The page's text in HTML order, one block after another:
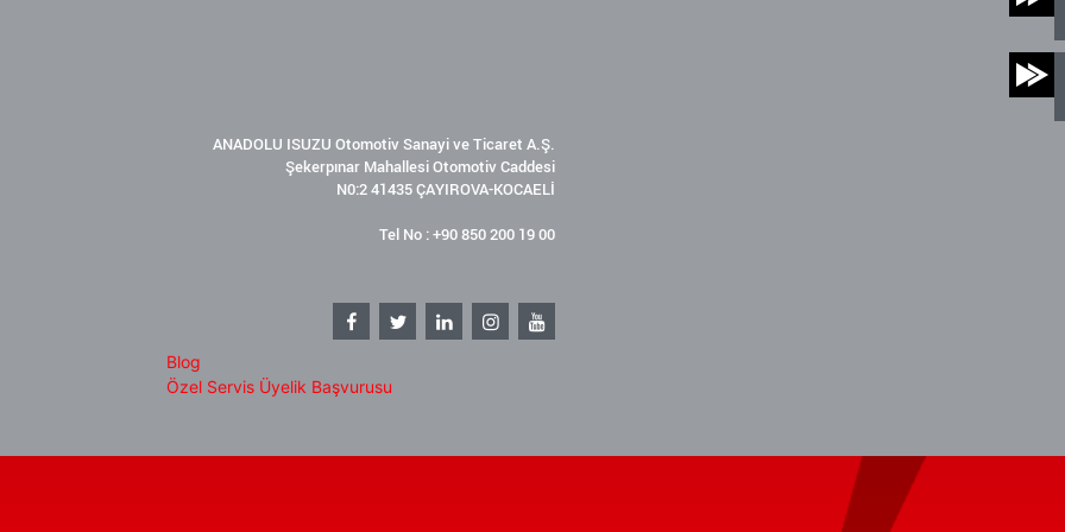
ANADOLU ISUZU Otomotiv Sanayi ve Ticaret A.Ş.
Şekerpınar Mahallesi Otomotiv Caddesi
N0:2 41435 ÇAYIROVA-KOCAELİ
Tel No : +90 850 200 19 00
Blog
Özel Servis Üyelik Başvurusu